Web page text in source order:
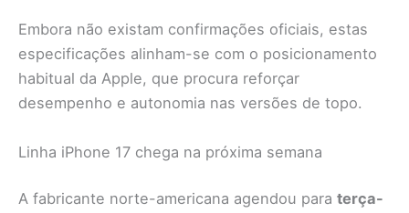
Embora não existam confirmações oficiais, estas
especificações alinham-se com o posicionamento
habitual da Apple, que procura reforçar
desempenho e autonomia nas versões de topo.
Linha iPhone 17 chega na próxima semana
A fabricante norte-americana agendou para terça-